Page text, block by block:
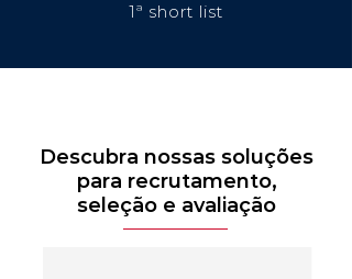
1ª short list
Descubra nossas soluções
para recrutamento,
seleção e avaliação